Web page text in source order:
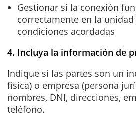
Gestionar si la conexión
correctamente en la
condiciones acordadas
4. Incluya la información de
Indique si las partes son un
física) o empresa (persona
nombres, DNI, direcciones,
teléfono.